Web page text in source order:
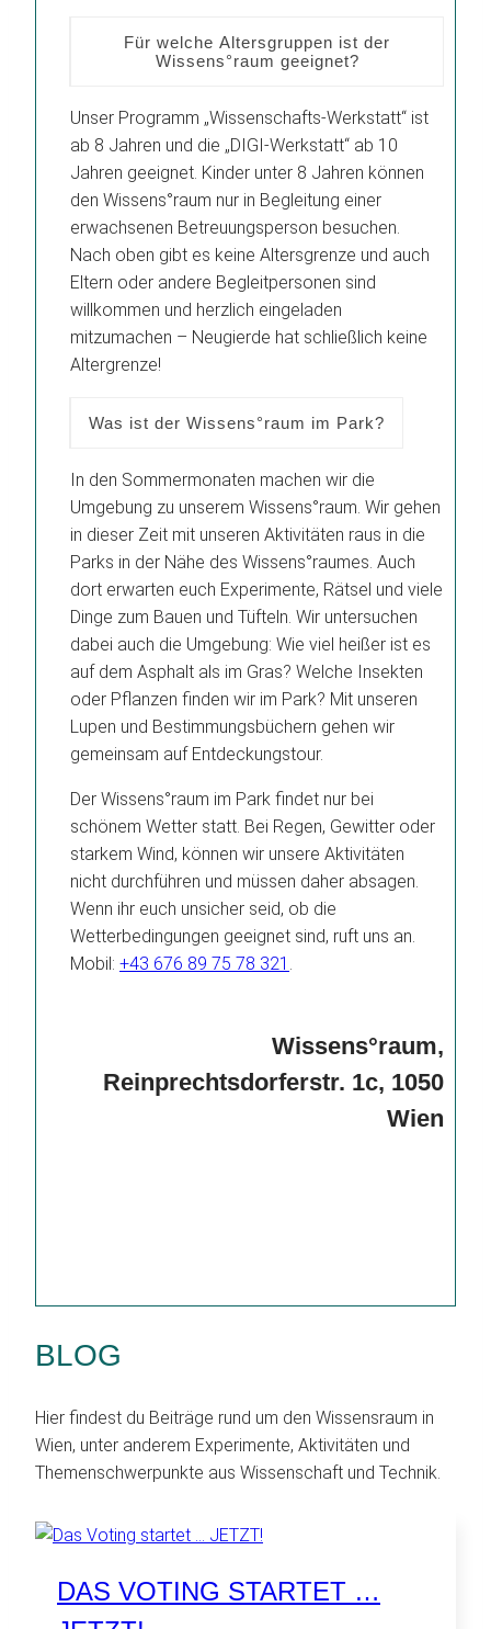
Für welche Altersgruppen ist der
Wissens°raum geeignet?
Unser Programm „Wissenschafts-Werkstatt“ ist
ab 8 Jahren und die „DIGI-Werkstatt“ ab 10
Jahren geeignet. Kinder unter 8 Jahren können
den Wissens°raum nur in Begleitung einer
erwachsenen Betreuungsperson besuchen.
Nach oben gibt es keine Altersgrenze und auch
Eltern oder andere Begleitpersonen sind
willkommen und herzlich eingeladen
mitzumachen – Neugierde hat schließlich keine
Altergrenze!
Was ist der Wissens°raum im Park?
In den Sommermonaten machen wir die
Umgebung zu unserem Wissens°raum. Wir gehen
in dieser Zeit mit unseren Aktivitäten raus in die
Parks in der Nähe des Wissens°raumes. Auch
dort erwarten euch Experimente, Rätsel und viele
Dinge zum Bauen und Tüfteln. Wir untersuchen
dabei auch die Umgebung: Wie viel heißer ist es
auf dem Asphalt als im Gras? Welche Insekten
oder Pflanzen finden wir im Park? Mit unseren
Lupen und Bestimmungsbüchern gehen wir
gemeinsam auf Entdeckungstour.
Der Wissens°raum im Park findet nur bei
schönem Wetter statt. Bei Regen, Gewitter oder
starkem Wind, können wir unsere Aktivitäten
nicht durchführen und müssen daher absagen.
Wenn ihr euch unsicher seid, ob die
Wetterbedingungen geeignet sind, ruft uns an.
Mobil: +43 676 89 75 78 321 .
Wissens°raum,
Reinprechtsdorferstr. 1c, 1050
Wien
BLOG
Hier findest du Beiträge rund um den Wissensraum in
Wien, unter anderem Experimente, Aktivitäten und
Themenschwerpunkte aus Wissenschaft und Technik.
DAS VOTING STARTET …